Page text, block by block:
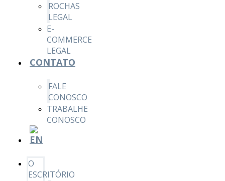
ROCHAS
LEGAL
E-
COMMERCE
LEGAL
CONTATO
FALE
CONOSCO
TRABALHE
CONOSCO
O
ESCRITÓRIO